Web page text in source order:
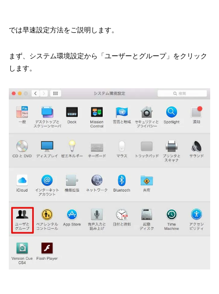
では早速設定方法をご説明します。
まず、システム環境設定から「ユーザーとグループ」をクリック
します。